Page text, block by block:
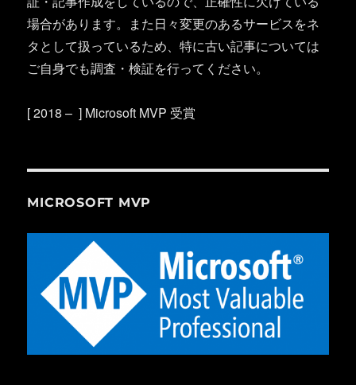
場合があります。また日々変更のあるサービスをネ
タとして扱っているため、特に古い記事については
ご自身でも調査・検証を行ってください。
[ 2018 – ] Microsoft MVP 受賞
MICROSOFT MVP